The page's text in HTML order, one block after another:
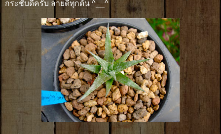
กระชับดีครับ ลายดีทุกต้น ^__^